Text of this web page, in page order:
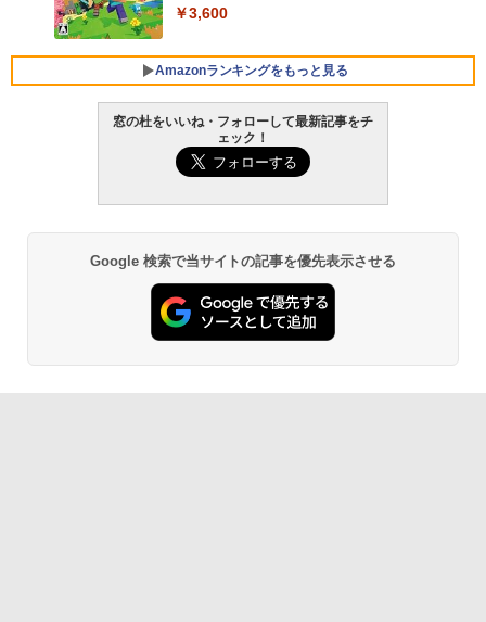
Core i5/16GB/SSD 512GB/ホワイト) FM
VWK3E15W_AZ
￥139,880
￥3,600
Amazonランキングをもっと見る
生成AIパスポート公式テキスト 第４版
AIイラスト表現辞典: 思い通りの絵を引き
出す プロンプトの言葉 AI画像生成シリー
ズ (はぴーイラストLabo)
Amazon Kindle Paperwhite (16GB) 7イ
ンチディスプレイ、色調調節ライト、12
￥22,980
Amazon Kindle - 目に優しい、かさばら
ない、大きな画面で読みやすい、6週間持
窓の杜をいいね・フォローして最新記事をチ
ェック！
Google 検索で当サイトの記事を優先表示させる